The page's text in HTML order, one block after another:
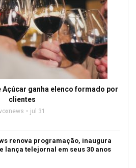
ganha elenco formado por
clientes
jul 31
renova programação, inaugura
lança telejornal em seus 30 anos